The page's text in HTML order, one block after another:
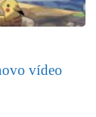
vídeo